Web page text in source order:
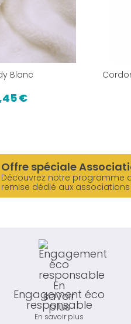
Blanc
€
Offre spéciale
Découvrez notre programme
remise dédié aux associations
Engagement éco
responsable
En savoir plus